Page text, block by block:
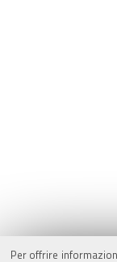
Per offrire